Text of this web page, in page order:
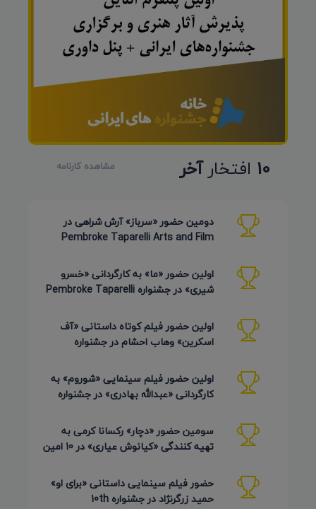
10 افتخارآخر مشاهده کارنامه
دومین حضور «سرباز» آرش شراهی در
Pembroke Taparelli Arts and Film
اولین حضور «ما» به کارگردانی «خسرو
شیری» در جشنواره Pembroke Taparelli
اولین حضور فیلم کوتاه داستانی «آف
اسکرین» وهاب احشام در جشنواره
اولین حضور فیلم سینمایی «شوروم» به
کارگردانی «عبدالله بهادری» در جشنواره
سومین حضور «دچار» رکسانا کرمی به
تهیه کنندگی «کیانوش عیاری» در 10 امین
حضور فیلم سینمایی داستانی «برای او»
حمید زرگرنژاد در جشنواره 10th